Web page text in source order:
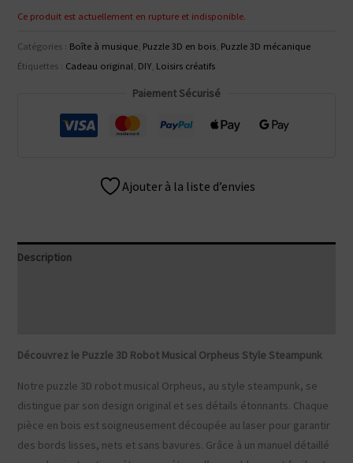
Ce produit est actuellement en rupture et indisponible.
Catégories : Boîte à musique, Puzzle 3D en bois, Puzzle 3D mécanique
Étiquettes : Cadeau original, DIY, Loisirs créatifs
Paiement Sécurisé
Ajouter à la liste d’envies
Description
Découvrez le Puzzle 3D Robot Musical Orpheus Style Steampunk
Notre puzzle 3D robot musical Orpheus, au style steampunk, se
distingue par son design original et ses détails étonnants. Chaque
pièce en bois est soigneusement découpée au laser pour garantir
des bords lisses, nets et sans bavures. Grâce à un manuel détaillé